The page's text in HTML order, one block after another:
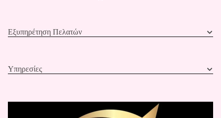
Εξυπηρέτηση Πελατών
Υπηρεσίες